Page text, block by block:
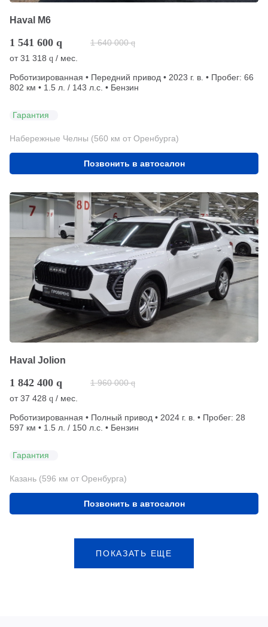
Haval M6
1 541 600 q 1 640 000 q
от31 318 q / мес.
Роботизированная • Передний привод • 2023 г. в. • Пробег: 66
802 км • 1.5 л. / 143 л.с. • Бензин
Гарантия
Набережные Челны (560 км от Оренбурга)
Позвонить в автосалон
Haval Jolion
1 842 400 q 1 960 000 q
от37 428 q / мес.
Роботизированная • Полный привод • 2024 г. в. • Пробег: 28
597 км • 1.5 л. / 150 л.с. • Бензин
Гарантия
Казань (596 км от Оренбурга)
Позвонить в автосалон
ПОКАЗАТЬ ЕЩЕ